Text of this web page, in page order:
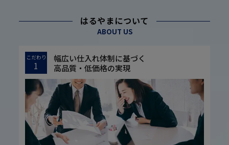
はるやまについて
ABOUT US
こだわり
1
幅広い仕入れ体制に基づく
高品質・低価格の実現